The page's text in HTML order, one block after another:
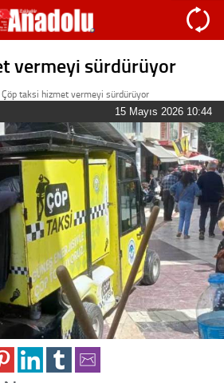
vermeyi sürdürüyor
Çöp taksi hizmet vermeyi sürdürüyor
15 Mayıs 2026 10:44